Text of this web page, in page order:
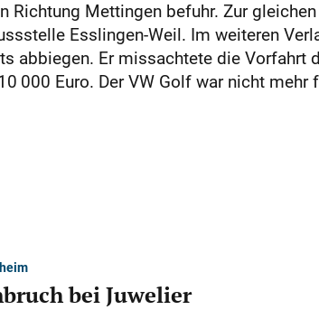
Mettingen befuhr. Zur
Esslingen-Weil. Im weiteren
abbiegen. Er missachtete die Vorfahrt
000 Euro. Der VW Golf war nicht mehr
bei Juwelier